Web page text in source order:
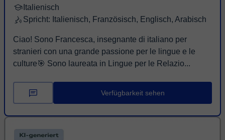
Italienisch
Spricht: Italienisch, Französisch, Englisch, Arabisch
Ciao! Sono Francesca, insegnante di italiano per
stranieri con una grande passione per le lingue e le
culture🎯 Sono laureata in Lingue per le Relazio...
Verfügbarkeit sehen